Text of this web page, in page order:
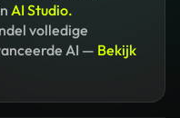
AI Studio.
volledige
AI — Bekijk